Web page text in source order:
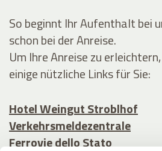
So beginnt Ihr Aufenthalt bei
schon bei der Anreise.
Um Ihre Anreise zu
einige nützliche Links für Sie:
Hotel Weingut Stroblhof
Verkehrsmeldezentrale
Ferrovie dello Stato